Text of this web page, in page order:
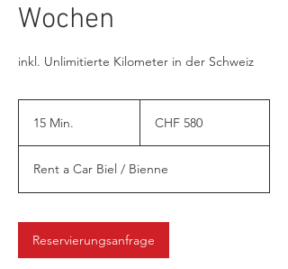
Wochen
inkl. Unlimitierte Kilometer in der Schweiz
15 Min.
i
n
Franken
CHF 580
Rent a Car Biel / Bienne
Reservierungsanfrage